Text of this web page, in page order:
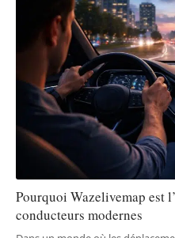
Pourquoi Wazelivemap est
conducteurs modernes